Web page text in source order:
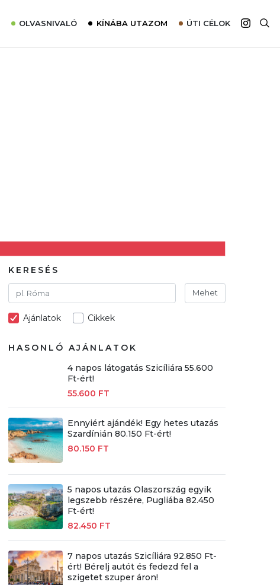
OLVASNIVALÓ KÍNÁBA UTAZOM ÚTI CÉLOK
KERESÉS
Mehet
Ajánlatok Cikkek
HASONLÓ AJÁNLATOK
4 napos látogatás Szicíliára 55.600
Ft-ért!
55.600 FT
Ennyiért ajándék! Egy hetes utazás
Szardínián 80.150 Ft-ért!
80.150 FT
5 napos utazás Olaszország egyik
legszebb részére, Pugliába 82.450
Ft-ért!
82.450 FT
7 napos utazás Szicíliára 92.850 Ft-
ért! Bérelj autót és fedezd fel a
szigetet szuper áron!